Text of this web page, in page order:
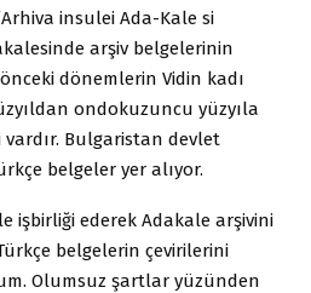
insulei Ada-Kale si
arşiv belgelerinin
dönemlerin Vidin kadı
ondokuzuncu yüzyıla
Bulgaristan devlet
belgeler yer alıyor.
işbirliği ederek Adakale arşivini
belgelerin çevirilerini
Olumsuz şartlar yüzünden